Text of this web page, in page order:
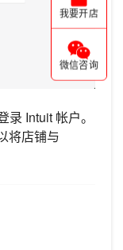
Intuit 帐户。
将店铺与
我要开店
微信咨询